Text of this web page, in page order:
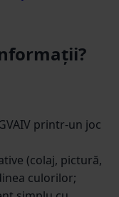
printr-un joc
(colaj, pictură,
culorilor;